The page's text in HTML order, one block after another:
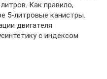
Как правило,
5-литровые канистры.
двигателя
с индексом